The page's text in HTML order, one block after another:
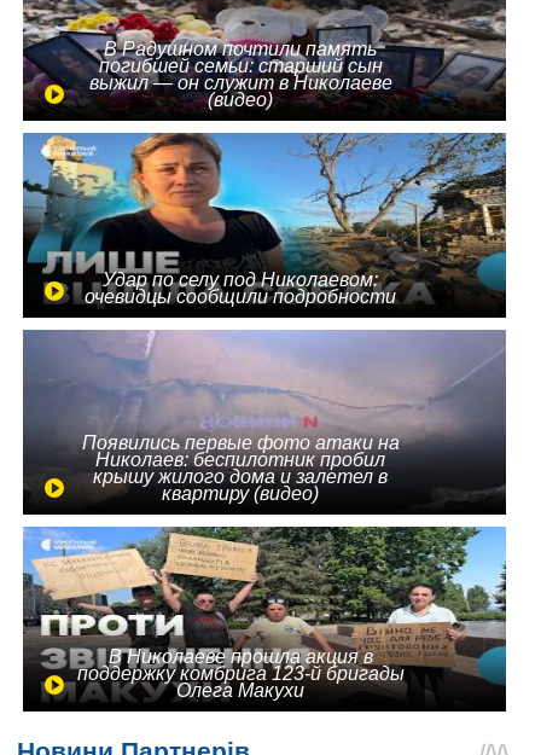
В Радушном почтили память
погибшей семьи: старший сын
выжил — он служит в Николаеве
(видео)
Удар по селу под Николаевом:
очевидцы сообщили подробности
Появились первые фото атаки на
Николаев: беспилотник пробил
крышу жилого дома и залетел в
квартиру (видео)
В Николаеве прошла акция в
поддержку комбрига 123-й бригады
Олега Макухи